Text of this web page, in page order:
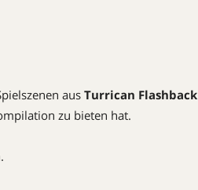
aus Turrican Flashback
zu bieten hat.